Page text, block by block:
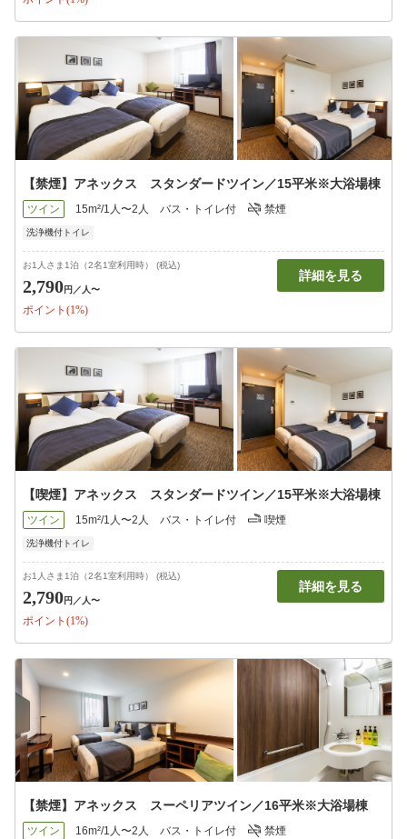
【禁煙】アネックス スタンダードツイン／15平米※大浴場棟
ツイン 15m²/1人〜2人 バス・トイレ付 禁煙
洗浄機付トイレ
お1人さま1泊（2名1室利用時） (税込)
2,790円 ／人〜
ポイント(1%)
詳細を見る
【喫煙】アネックス スタンダードツイン／15平米※大浴場棟
ツイン 15m²/1人〜2人 バス・トイレ付 喫煙
洗浄機付トイレ
お1人さま1泊（2名1室利用時） (税込)
2,790円 ／人〜
ポイント(1%)
詳細を見る
【禁煙】アネックス スーペリアツイン／16平米※大浴場棟
ツイン 16m²/1人〜2人 バス・トイレ付 禁煙